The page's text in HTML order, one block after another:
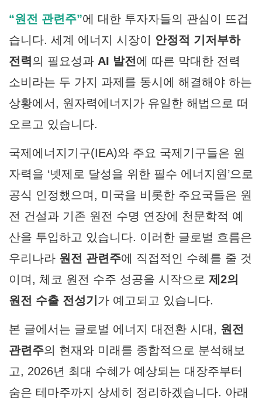
“원전 관련주”에 대한 투자자들의 관심이 뜨겁
습니다. 세계 에너지 시장이 안정적 기저부하
전력의 필요성과 AI 발전에 따른 막대한 전력
소비라는 두 가지 과제를 동시에 해결해야 하는
상황에서, 원자력에너지가 유일한 해법으로 떠
오르고 있습니다.
국제에너지기구(IEA)와 주요 국제기구들은 원
자력을 ‘넷제로 달성을 위한 필수 에너지원’으로
공식 인정했으며, 미국을 비롯한 주요국들은 원
전 건설과 기존 원전 수명 연장에 천문학적 예
산을 투입하고 있습니다. 이러한 글로벌 흐름은
우리나라 원전 관련주에 직접적인 수혜를 줄 것
이며, 체코 원전 수주 성공을 시작으로 제2의
원전 수출 전성기 가 예고되고 있습니다.
본 글에서는 글로벌 에너지 대전환 시대, 원전
관련주의 현재와 미래를 종합적으로 분석해보
고, 2026년 최대 수혜가 예상되는 대장주부터
숨은 테마주까지 상세히 정리하겠습니다. 아래